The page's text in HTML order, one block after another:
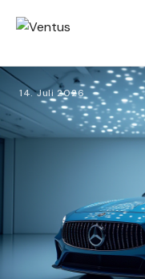
14. Juli 2026